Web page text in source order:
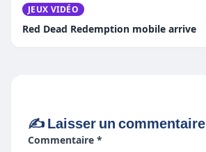
JEUX VIDÉO
Red Dead Redemption mobile arrive
✍️ Laisser un commentaire
Commentaire *